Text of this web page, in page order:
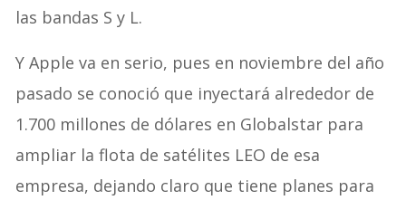
las bandas S y L.
Y Apple va en serio, pues en noviembre del año
pasado se conoció que inyectará alrededor de
1.700 millones de dólares en Globalstar para
ampliar la flota de satélites LEO de esa
empresa, dejando claro que tiene planes para